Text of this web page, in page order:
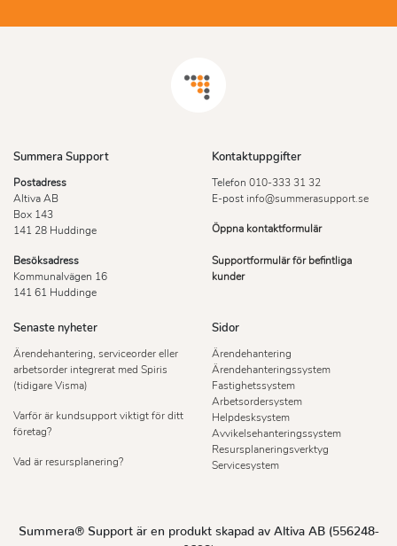
Summera Support
Postadress
Altiva AB
Box 143
141 28 Huddinge
Besöksadress
Kommunalvägen 16
141 61 Huddinge
Kontaktuppgifter
Telefon 010-333 31 32
E-post info@summerasupport.se
Öppna kontaktformulär
Supportformulär för befintliga
kunder
Senaste nyheter
Ärendehantering, serviceorder eller
arbetsorder integrerat med Spiris
(tidigare Visma)
Varför är kundsupport viktigt för ditt
företag?
Vad är resursplanering?
Sidor
Ärendehantering
Ärendehanteringssystem
Fastighetssystem
Arbetsordersystem
Helpdesksystem
Avvikelsehanteringssystem
Resursplaneringsverktyg
Servicesystem
Summera® Support är en produkt skapad av Altiva AB (556248-